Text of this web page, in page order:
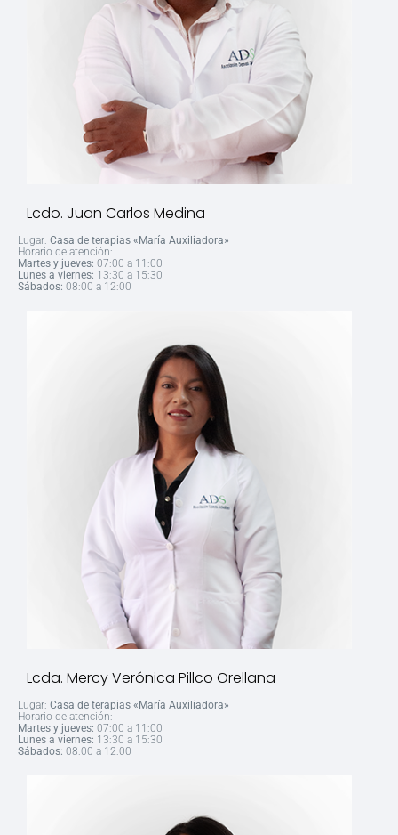
Lcdo. Juan Carlos Medina
Lugar: Casa de terapias «María Auxiliadora»
Horario de atención:
Martes y jueves: 07:00 a 11:00
Lunes a viernes: 13:30 a 15:30
Sábados: 08:00 a 12:00
Lcda. Mercy Verónica Pillco Orellana
Lugar: Casa de terapias «María Auxiliadora»
Horario de atención:
Martes y jueves: 07:00 a 11:00
Lunes a viernes: 13:30 a 15:30
Sábados: 08:00 a 12:00